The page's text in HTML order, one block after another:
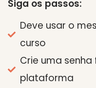
Siga os passos:
Deve usar o
curso
Crie uma
plataforma